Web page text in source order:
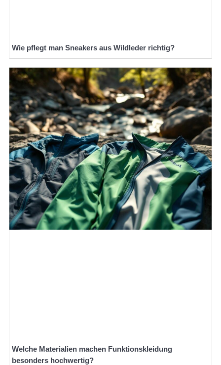
Wie pflegt man Sneakers aus Wildleder richtig?
Welche Materialien machen Funktionskleidung
besonders hochwertig?